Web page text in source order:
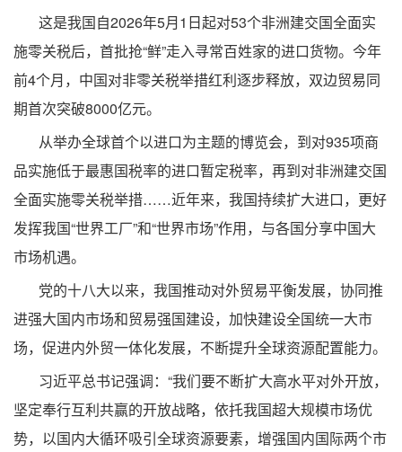
这是我国自2026年5月1日起对53个非洲建交国全面实
施零关税后，首批抢“鲜”走入寻常百姓家的进口货物。今年
前4个月，中国对非零关税举措红利逐步释放，双边贸易同
期首次突破8000亿元。
从举办全球首个以进口为主题的博览会，到对935项商
品实施低于最惠国税率的进口暂定税率，再到对非洲建交国
全面实施零关税举措……近年来，我国持续扩大进口，更好
发挥我国“世界工厂”和“世界市场”作用，与各国分享中国大
市场机遇。
党的十八大以来，我国推动对外贸易平衡发展，协同推
进强大国内市场和贸易强国建设，加快建设全国统一大市
场，促进内外贸一体化发展，不断提升全球资源配置能力。
习近平总书记强调：“我们要不断扩大高水平对外开放，
坚定奉行互利共赢的开放战略，依托我国超大规模市场优
势，以国内大循环吸引全球资源要素，增强国内国际两个市